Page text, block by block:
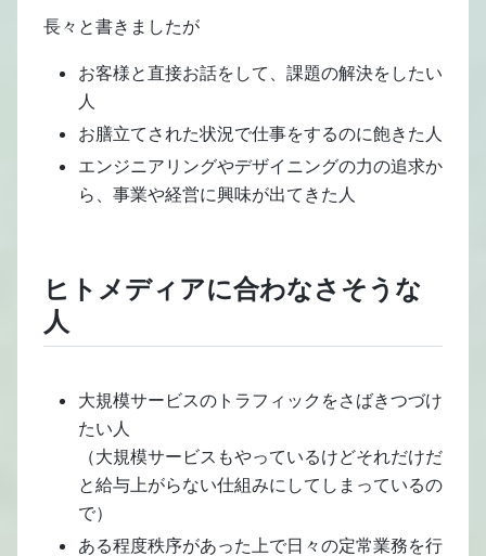
長々と書きましたが
お客様と直接お話をして、課題の解決をしたい
人
お膳立てされた状況で仕事をするのに飽きた人
エンジニアリングやデザイニングの力の追求か
ら、事業や経営に興味が出てきた人
ヒトメディアに合わなさそうな
人
大規模サービスのトラフィックをさばきつづけ
たい人
（大規模サービスもやっているけどそれだけだ
と給与上がらない仕組みにしてしまっているの
で）
ある程度秩序があった上で日々の定常業務を行